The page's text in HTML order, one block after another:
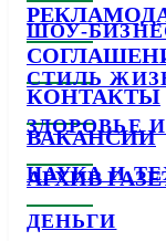
ШОУ-
СТИЛЬ
ЗДОРОВЬЕ
НАУКА И
ДЕНЬГИ
КОНТАКТЫ
ВАКАНСИИ
АРХИВ